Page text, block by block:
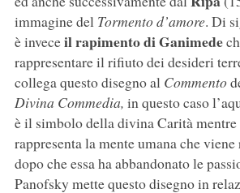
immagine del Tormento d’amore. Di
è inveceil rapimento di Ganimede
rappresentare il rifiuto dei desideri
collega questo disegno al Commento
Divina Commedia, in questo caso
è il simbolo della divina Carità mentre
rappresenta la mente umana che
dopo che essa ha abbandonato le
Panofsky mette questo disegno in